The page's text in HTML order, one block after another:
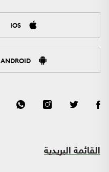
IOS
ANDROID
القائمة البريدية